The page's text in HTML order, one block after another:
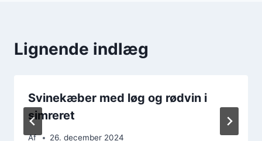
Lignende indlæg
Svinekæber med løg og rødvin i
simreret
Af 26. december 2024